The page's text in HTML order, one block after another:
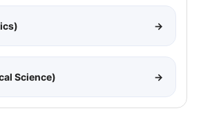
→
Science) →